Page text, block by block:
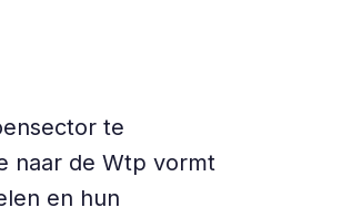
te
naar de Wtp vormt
en hun